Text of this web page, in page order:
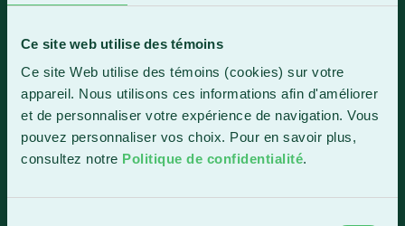
Ce site web utilise des témoins
Ce site Web utilise des témoins (cookies) sur votre
appareil. Nous utilisons ces informations afin d'améliorer
et de personnaliser votre expérience de navigation. Vous
pouvez personnaliser vos choix. Pour en savoir plus,
consultez notre Politique de confidentialité.
Sainte-Marie
Sainte-Marie (Québec) G6E 0R1
Horaire de la réception
Lundi-vendredi : 7 h 30 à 15 h 30